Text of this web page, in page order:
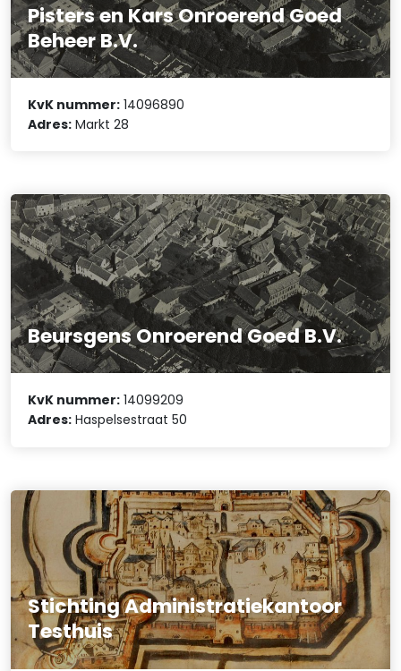
Pisters en Kars Onroerend Goed
Beheer B.V.
KvK nummer: 14096890
Adres: Markt 28
Beursgens Onroerend Goed B.V.
KvK nummer: 14099209
Adres: Haspelsestraat 50
Stichting Administratiekantoor
Testhuis